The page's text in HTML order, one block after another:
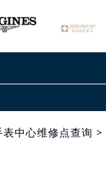
表中心维修点查询 >